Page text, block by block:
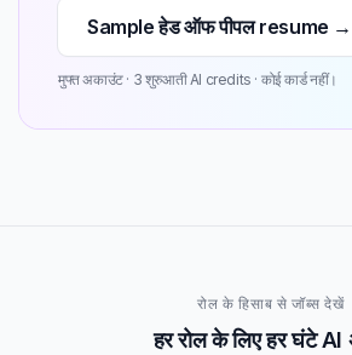
Sample हेड ऑफ पीपल resume →
मुफ्त अकाउंट · 3 शुरुआती AI credits · कोई कार्ड नहीं।
रोल के हिसाब से जॉब्स देखें
हर रोल के लिए हर घंटे AI